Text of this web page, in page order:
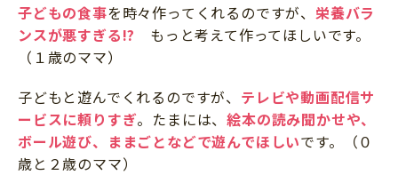
子どもの食事を時々作ってくれるのですが、 栄養バラ
ンスが悪すぎる!?
もっと考えて作ってほしいです。
（１歳のママ）
子どもと遊んでくれるのですが、 テレビや動画配信サ
ービスに頼りすぎ。たまには、絵本の読み聞かせや、
ボール遊び、ままごとなどで遊んでほしいです。（０
歳と２歳のママ）